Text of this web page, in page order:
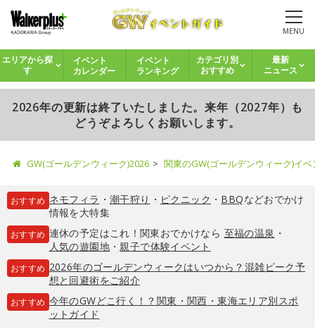
MENU
エリアから探
す
イベント
カレンダー
イベント
ランキング
カテゴリ別
おすすめ
最新
ニュース
2026年の更新は終了いたしました。来年（2027年）も
どうぞよろしくお願いします。
GW(ゴールデンウィーク)2026 関東のGW(ゴールデンウィーク)イ
おすすめ ネモフィラ ・ 潮干狩り ・ ピクニック ・ BBQなどおでかけ
情報を大特集
おすすめ 連休の予定はこれ！関東おでかけなら 至福の温泉 ・
人気の遊園地・親子で体験イベント
おすすめ 2026年のゴールデンウィークはいつから？混雑ピーク予
想と回避術をご紹介
おすすめ 今年のGWどこ行く！？関東・関西・東海エリア別スポ
ットガイド